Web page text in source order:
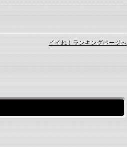
イイね！ランキングページへ